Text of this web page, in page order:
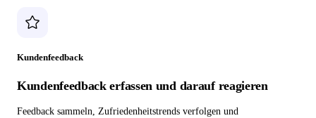
Kundenfeedback
Kundenfeedback erfassen und darauf reagieren
Feedback sammeln, Zufriedenheitstrends verfolgen und